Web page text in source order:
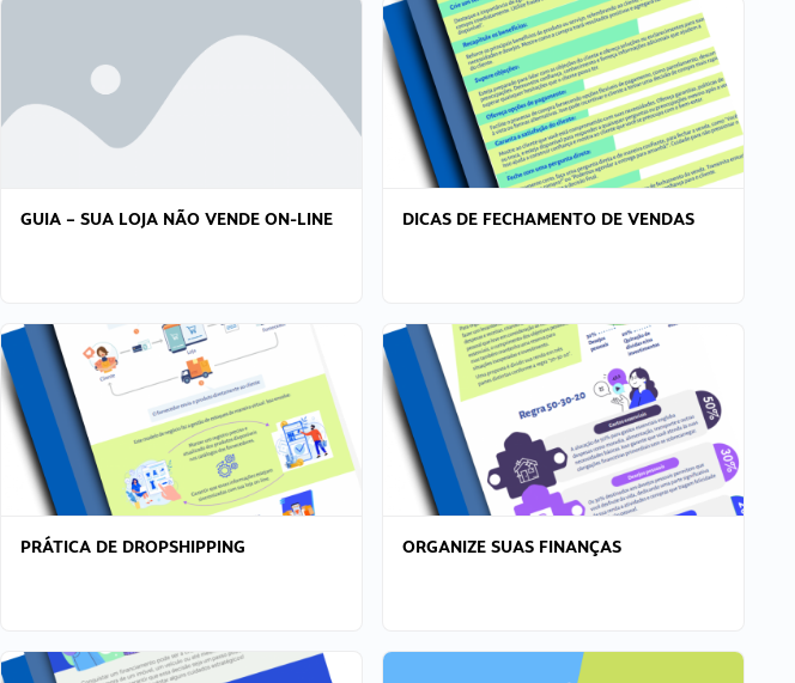
GUIA – SUA LOJA NÃO VENDE ON-LINE DICAS DE FECHAMENTO DE VENDAS
PRÁTICA DE DROPSHIPPING ORGANIZE SUAS FINANÇAS